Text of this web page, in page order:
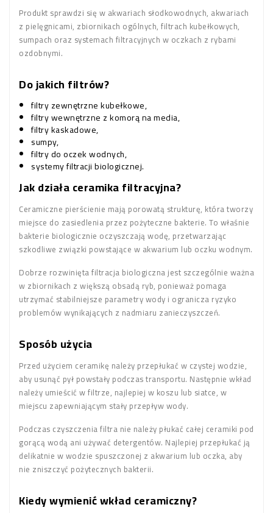
Produkt sprawdzi się w akwariach słodkowodnych, akwariach
z pielęgnicami, zbiornikach ogólnych, filtrach kubełkowych,
sumpach oraz systemach filtracyjnych w oczkach z rybami
ozdobnymi.
Do jakich filtrów?
filtry zewnętrzne kubełkowe,
filtry wewnętrzne z komorą na media,
filtry kaskadowe,
sumpy,
filtry do oczek wodnych,
systemy filtracji biologicznej.
Jak działa ceramika filtracyjna?
Ceramiczne pierścienie mają porowatą strukturę, która tworzy
miejsce do zasiedlenia przez pożyteczne bakterie. To właśnie
bakterie biologicznie oczyszczają wodę, przetwarzając
szkodliwe związki powstające w akwarium lub oczku wodnym.
Dobrze rozwinięta filtracja biologiczna jest szczególnie ważna
w zbiornikach z większą obsadą ryb, ponieważ pomaga
utrzymać stabilniejsze parametry wody i ogranicza ryzyko
problemów wynikających z nadmiaru zanieczyszczeń.
Sposób użycia
Przed użyciem ceramikę należy przepłukać w czystej wodzie,
aby usunąć pył powstały podczas transportu. Następnie wkład
należy umieścić w filtrze, najlepiej w koszu lub siatce, w
miejscu zapewniającym stały przepływ wody.
Podczas czyszczenia filtra nie należy płukać całej ceramiki pod
gorącą wodą ani używać detergentów. Najlepiej przepłukać ją
delikatnie w wodzie spuszczonej z akwarium lub oczka, aby
nie zniszczyć pożytecznych bakterii.
Kiedy wymienić wkład ceramiczny?